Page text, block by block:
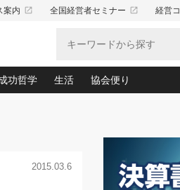
案内 launch 全国経営者セミナー launch 経営
やっておきたいこと(34)
ク(178)
100の視点(100)
る”お店の仕組みづくり(210)
からお願いしたいと思われる 気配りの
功哲学
中国哲学に学ぶ 不況は会社守成の好機
令和時代の「社長の人間力の磨き方」
先人の名句名言の教え 東洋思想に学ぶ
生活
おのころ心平の ──社長
デジタルＡＶを味方に！新
協会便り
「愛読者通信」
ビジネス見聞録
作間信司の経営
2015.03.6